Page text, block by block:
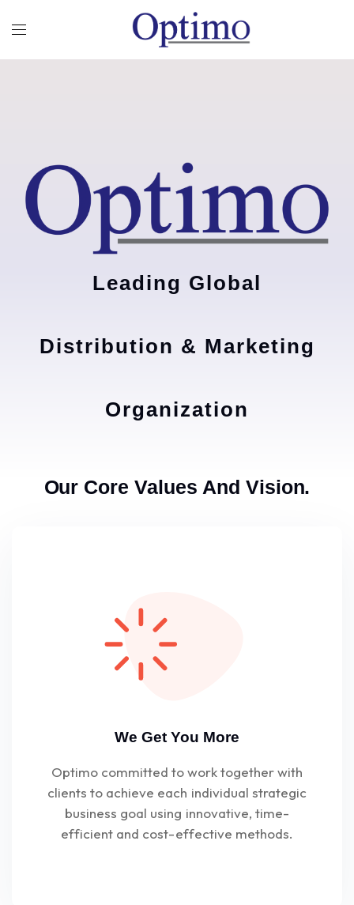
Leading Global
Distribution & Marketing
Organization
Our Core Values And Vision.
We Get You More
Optimo committed to work together with
clients to achieve each individual strategic
business goal using innovative, time-
efficient and cost-effective methods.